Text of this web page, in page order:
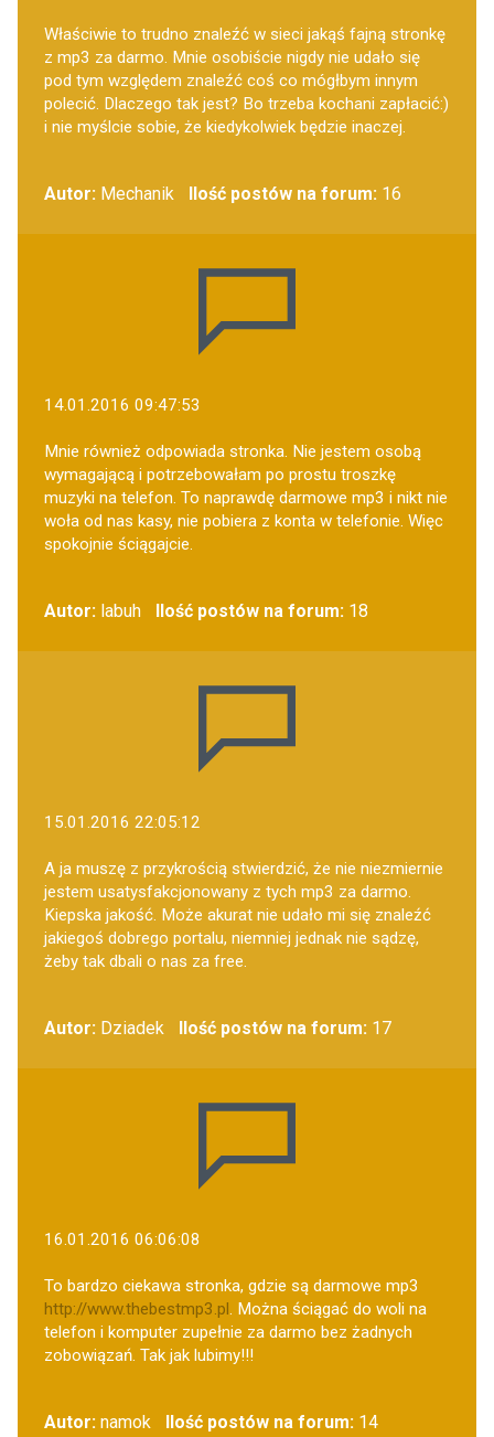
Właściwie to trudno znaleźć w sieci jakąś fajną stronkę
z mp3 za darmo. Mnie osobiście nigdy nie udało się
pod tym względem znaleźć coś co mógłbym innym
polecić. Dlaczego tak jest? Bo trzeba kochani zapłacić:)
i nie myślcie sobie, że kiedykolwiek będzie inaczej.
Autor: Mechanik Ilość postów na forum:16
14.01.2016 09:47:53
Mnie również odpowiada stronka. Nie jestem osobą
wymagającą i potrzebowałam po prostu troszkę
muzyki na telefon. To naprawdę darmowe mp3 i nikt nie
woła od nas kasy, nie pobiera z konta w telefonie. Więc
spokojnie ściągajcie.
Autor: labuh Ilość postów na forum:18
15.01.2016 22:05:12
A ja muszę z przykrością stwierdzić, że nie niezmiernie
jestem usatysfakcjonowany z tych mp3 za darmo.
Kiepska jakość. Może akurat nie udało mi się znaleźć
jakiegoś dobrego portalu, niemniej jednak nie sądzę,
żeby tak dbali o nas za free.
Autor: Dziadek Ilość postów na forum:17
16.01.2016 06:06:08
To bardzo ciekawa stronka, gdzie są darmowe mp3
http://www.thebestmp3.pl. Można ściągać do woli na
telefon i komputer zupełnie za darmo bez żadnych
zobowiązań. Tak jak lubimy!!!
Autor: namok Ilość postów na forum:14